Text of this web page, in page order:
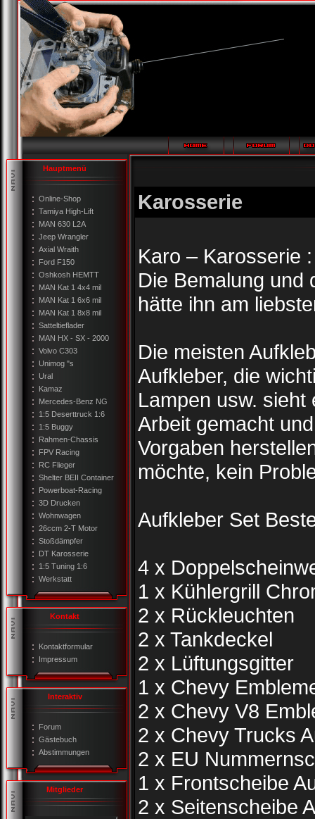
Hauptmenü
Online-Shop
Tamiya High-Lift
MAN 630 L2A
Jeep Wrangler
Axial Wraith
Ford F150
Oshkosh HEMTT
MAN Kat 1 4x4 mil
MAN Kat 1 6x6 mil
MAN Kat 1 8x8 mil
Satteltieflader
MAN HX - SX - 2000
Volvo C303
Unimog "s
Ural
Kamaz
Mercedes-Benz NG
1:5 Deserttruck 1:6
1:5 Buggy
Rahmen-Chassis
FPV Racing
RC Flieger
Shelter BEII Container
Powerboat-Racing
3D Drucken
Wohnwagen
26ccm 2-T Motor
Stoßdämpfer
DT Karosserie
1:5 Tuning 1:6
Werkstatt
Kontakt
Kontaktformular
Impressum
Interaktiv
Forum
Gästebuch
Abstimmungen
Mitglieder
Karosserie
Karo – Karosserie :
Die Bemalung und
hätte ihn am
Die meisten
Aufkleber, die
Lampen usw.
Arbeit gemacht
Vorgaben
möchte, kein
Aufkleber Set
4 x
1 x Kühlergrill
2 x Rückleuchten
2 x Tankdeckel
2 x Lüftungsgitter
1 x Chevy
2 x Chevy V8
2 x Chevy Trucks
2 x EU
1 x Frontscheibe
2 x Seitenscheibe